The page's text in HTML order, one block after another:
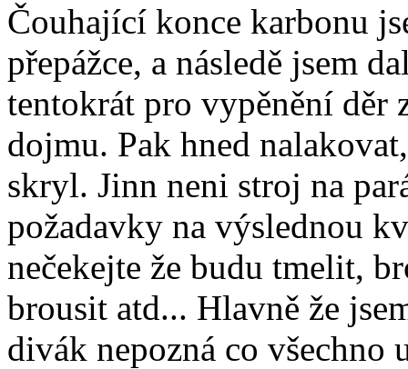
Čouhající konce karbonu
přepážce, a následě jsem
tentokrát pro vypěnění děr
dojmu. Pak hned
skryl. Jinn neni stroj na
požadavky na výslednou
nečekejte že budu tmelit,
brousit atd... Hlavně že
divák nepozná co všechno